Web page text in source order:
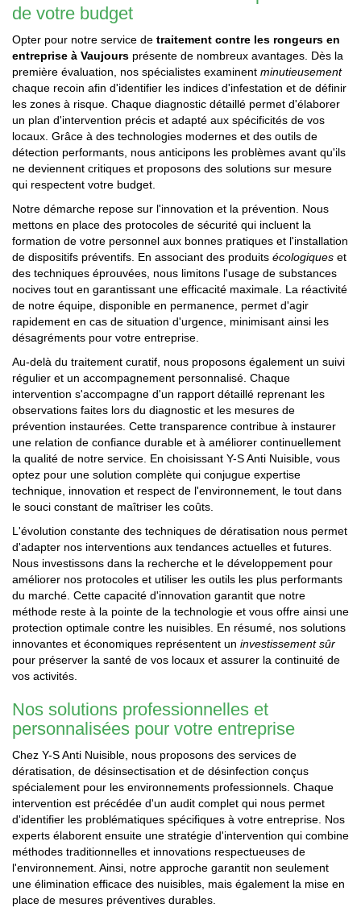
de votre budget
Opter pour notre service de traitement contre les rongeurs en
entreprise à Vaujours présente de nombreux avantages. Dès la
première évaluation, nos spécialistes examinent minutieusement
chaque recoin afin d'identifier les indices d'infestation et de définir
les zones à risque. Chaque diagnostic détaillé permet d'élaborer
un plan d'intervention précis et adapté aux spécificités de vos
locaux. Grâce à des technologies modernes et des outils de
détection performants, nous anticipons les problèmes avant qu'ils
ne deviennent critiques et proposons des solutions sur mesure
qui respectent votre budget.
Notre démarche repose sur l'innovation et la prévention. Nous
mettons en place des protocoles de sécurité qui incluent la
formation de votre personnel aux bonnes pratiques et l'installation
de dispositifs préventifs. En associant des produits écologiques et
des techniques éprouvées, nous limitons l'usage de substances
nocives tout en garantissant une efficacité maximale. La réactivité
de notre équipe, disponible en permanence, permet d'agir
rapidement en cas de situation d'urgence, minimisant ainsi les
désagréments pour votre entreprise.
Au-delà du traitement curatif, nous proposons également un suivi
régulier et un accompagnement personnalisé. Chaque
intervention s'accompagne d'un rapport détaillé reprenant les
observations faites lors du diagnostic et les mesures de
prévention instaurées. Cette transparence contribue à instaurer
une relation de confiance durable et à améliorer continuellement
la qualité de notre service. En choisissant Y-S Anti Nuisible, vous
optez pour une solution complète qui conjugue expertise
technique, innovation et respect de l'environnement, le tout dans
le souci constant de maîtriser les coûts.
L'évolution constante des techniques de dératisation nous permet
d'adapter nos interventions aux tendances actuelles et futures.
Nous investissons dans la recherche et le développement pour
améliorer nos protocoles et utiliser les outils les plus performants
du marché. Cette capacité d'innovation garantit que notre
méthode reste à la pointe de la technologie et vous offre ainsi une
protection optimale contre les nuisibles. En résumé, nos solutions
innovantes et économiques représentent un investissement sûr
pour préserver la santé de vos locaux et assurer la continuité de
vos activités.
Nos solutions professionnelles et
personnalisées pour votre entreprise
Chez Y-S Anti Nuisible, nous proposons des services de
dératisation, de désinsectisation et de désinfection conçus
spécialement pour les environnements professionnels. Chaque
intervention est précédée d'un audit complet qui nous permet
d'identifier les problématiques spécifiques à votre entreprise. Nos
experts élaborent ensuite une stratégie d'intervention qui combine
méthodes traditionnelles et innovations respectueuses de
l'environnement. Ainsi, notre approche garantit non seulement
une élimination efficace des nuisibles, mais également la mise en
place de mesures préventives durables.